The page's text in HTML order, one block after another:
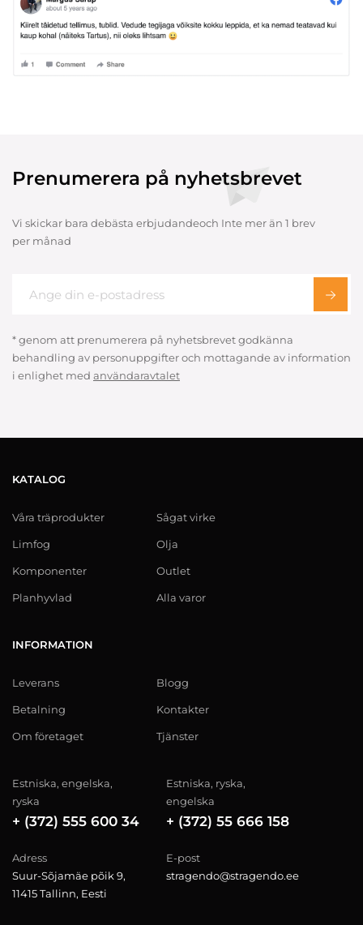
Prenumerera på nyhetsbrevet
Vi skickar bara debästa erbjudandeoch Inte mer än 1 brev
per månad
* genom att prenumerera på nyhetsbrevet godkänna
behandling av personuppgifter och mottagande av information
i enlighet med användaravtalet
KATALOG
Våra träprodukter
Limfog
Komponenter
Planhyvlad
Sågat virke
Olja
Outlet
Alla varor
INFORMATION
Leverans
Betalning
Om företaget
Blogg
Kontakter
Tjänster
Estniska, engelska,
ryska
+ (372) 555 600 34
Estniska, ryska,
engelska
+ (372) 55 666 158
Adress
Suur-Sõjamäe põik 9,
11415 Tallinn, Eesti
E-post
stragendo@stragendo.ee